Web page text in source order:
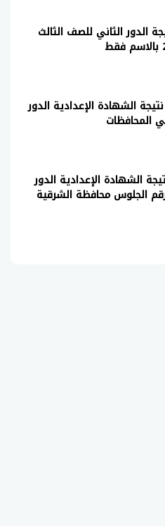
الدور الثاني للصف الثالث
الشهادة الإعدادية الدور
الشهادة الإعدادية الدور